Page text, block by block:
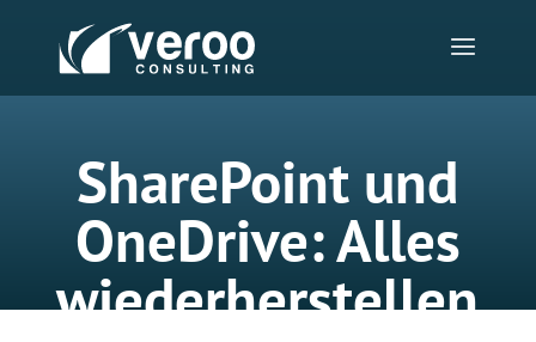
SharePoint und
OneDrive: Alles
wiederherstellen